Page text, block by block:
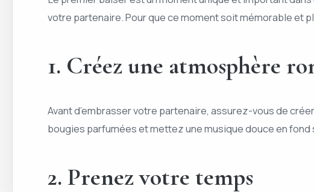
votre partenaire. Pour que ce moment soit mémorable et
1. Créez une atmosphère
Avant d’embrasser votre partenaire, assurez-vous de
bougies parfumées et mettez une musique douce en
2. Prenez votre temps